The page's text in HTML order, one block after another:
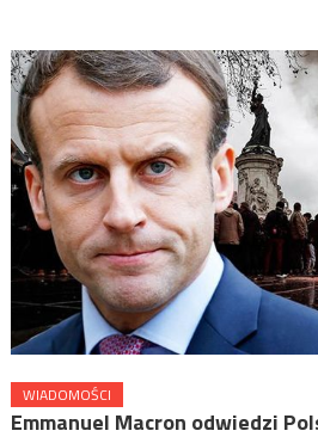
WIADOMOŚCI
Emmanuel Macron odwiedzi